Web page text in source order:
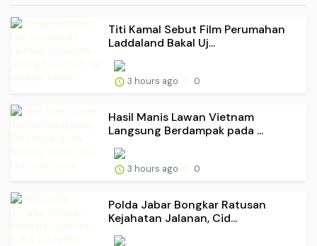
Titi Kamal Sebut Film Perumahan
Laddaland Bakal Uj...
3 hours ago 0
Hasil Manis Lawan Vietnam
Langsung Berdampak pada ...
3 hours ago 0
Polda Jabar Bongkar Ratusan
Kejahatan Jalanan, Cid...